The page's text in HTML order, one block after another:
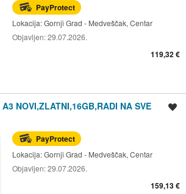
PayProtect
Lokacija:Gornji Grad - Medveščak, Centar
Objavljen:29.07.2026.
119,32 €
NOVI,ZLATNI,16GB,RADI NA SVE
PayProtect
Lokacija:Gornji Grad - Medveščak, Centar
Objavljen:29.07.2026.
159,13 €